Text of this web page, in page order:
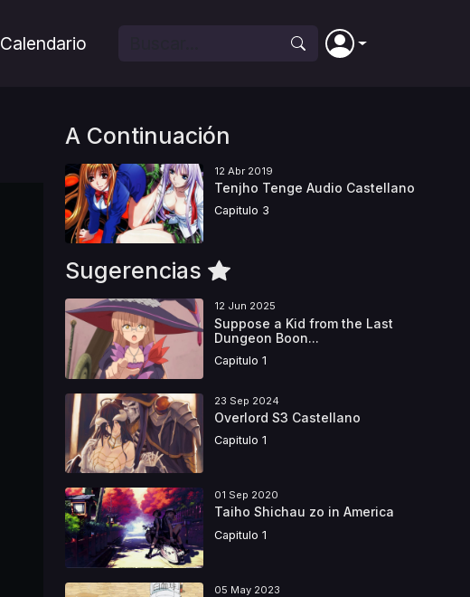
Calendario
A Continuación
12 Abr 2019
Tenjho Tenge Audio Castellano
Capitulo 3
Sugerencias
12 Jun 2025
Suppose a Kid from the Last
Dungeon Boon...
Capitulo 1
23 Sep 2024
Overlord S3 Castellano
Capitulo 1
01 Sep 2020
Taiho Shichau zo in America
Capitulo 1
05 May 2023